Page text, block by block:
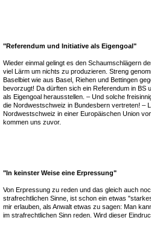
"Referendum und Initiative als Eigengoal"
Wieder einmal gelingt es den Schaumschlägern
viel Lärm um nichts zu produzieren. Streng
Baselbiet wie aus Basel, Riehen und Bettingen
bevorzugt! Da dürften sich ein Referendum in BS
als Eigengoal herausstellen. – Und solche
die Nordwestschweiz in Bundesbern vertreten! –
Nordwestschweiz in einer Europäischen Union
kommen uns zuvor.
"In keinster Weise eine Erpressung"
Von Erpressung zu reden und das gleich auch
strafrechtlichen Sinne, ist schon ein etwas
mir erlauben, als Anwalt etwas zu sagen: Man
im strafrechtlichen Sinn reden. Wird dieser